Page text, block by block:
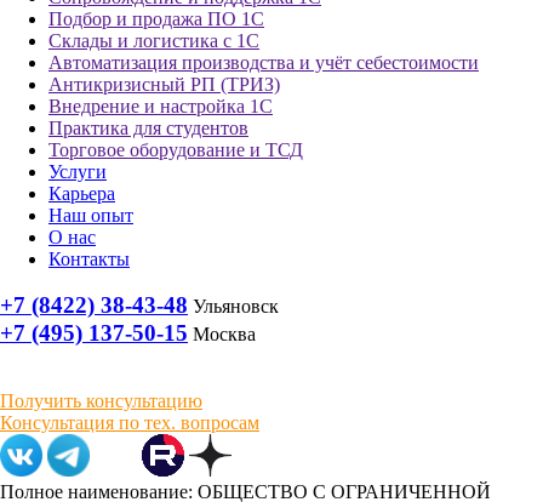
Подбор и продажа ПО 1С
Склады и логистика с 1С
Автоматизация производства и учёт себестоимости
Антикризисный РП (ТРИЗ)
Внедрение и настройка 1С
Практика для студентов
Торговое оборудование и ТСД
Услуги
Карьера
Наш опыт
О нас
Контакты
+7 (8422) 38-43-48 Ульяновск
+7 (495) 137-50-15 Москва
Получить консультацию
Консультация по тех. вопросам
Полное наименование: ОБЩЕСТВО С ОГРАНИЧЕННОЙ